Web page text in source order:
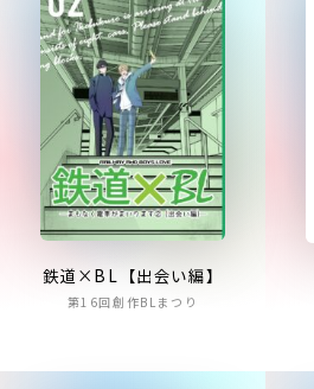
鉄道×BL【出会い編】
第16回創作BLまつり